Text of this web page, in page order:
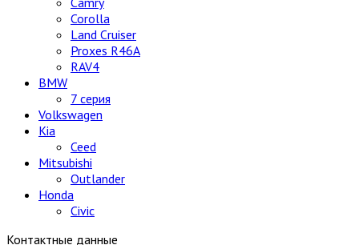
Corolla
Land Cruiser
Proxes R46A
RAV4
BMW
7 серия
Volkswagen
Kia
Ceed
Mitsubishi
Outlander
Honda
Civic
Контактные данные